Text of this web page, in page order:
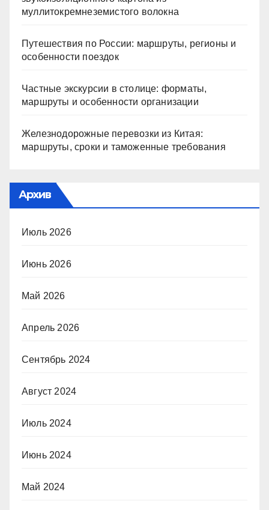
муллитокремнеземистого волокна
Путешествия по России: маршруты, регионы и
особенности поездок
Частные экскурсии в столице: форматы,
маршруты и особенности организации
Железнодорожные перевозки из Китая:
маршруты, сроки и таможенные требования
Архив
Июль 2026
Июнь 2026
Май 2026
Апрель 2026
Сентябрь 2024
Август 2024
Июль 2024
Июнь 2024
Май 2024